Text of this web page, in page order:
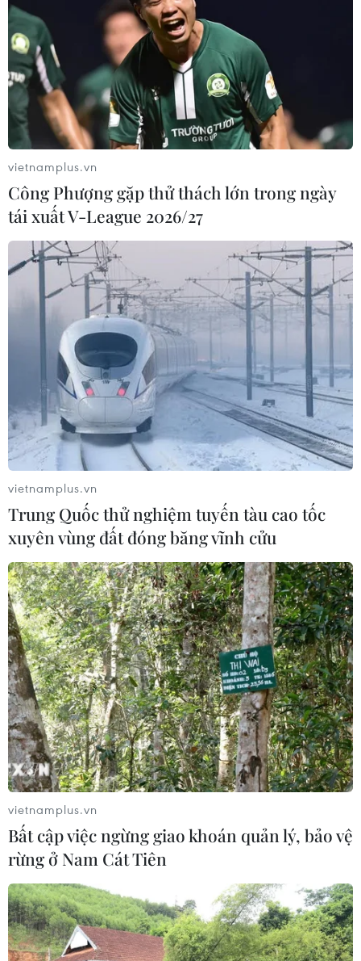
vietnamplus.vn
Công Phượng gặp thử thách lớn trong ngày
tái xuất V-League 2026/27
vietnamplus.vn
Trung Quốc thử nghiệm tuyến tàu cao tốc
xuyên vùng đất đóng băng vĩnh cửu
vietnamplus.vn
Bất cập việc ngừng giao khoán quản lý, bảo vệ
rừng ở Nam Cát Tiên